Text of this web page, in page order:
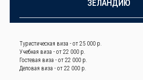
ЗЕЛАНДИЮ
Туристическая виза - от 25 000 р.
Учебная виза - от 22 000 р.
Гостевая виза - от 22 000 р.
Деловая виза - от 22 000 р.